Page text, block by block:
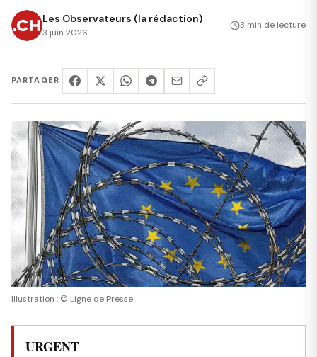
Les Observateurs (la rédaction)
3 juin 2026
3 min de lecture
PARTAGER
Illustration : © Ligne de Presse
URGENT